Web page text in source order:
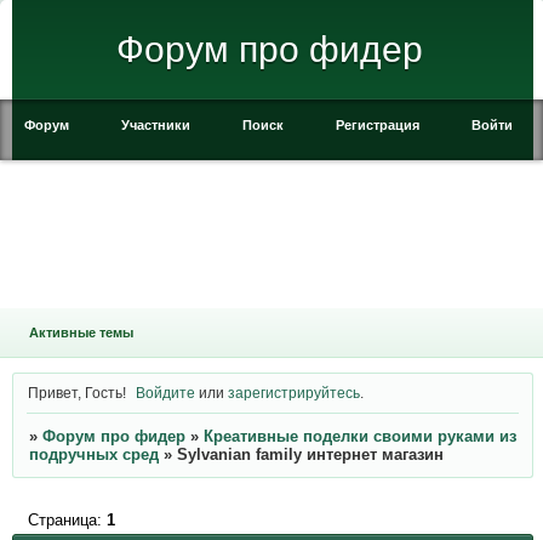
Форум про фидер
Форум Участники Поиск Регистрация Войти
Активные темы
Привет, Гость! Войдите илизарегистрируйтесь
» Форум про фидер » Креативные поделки своими руками из
подручных сред » Sylvanian family интернет магазин
Страница: 1